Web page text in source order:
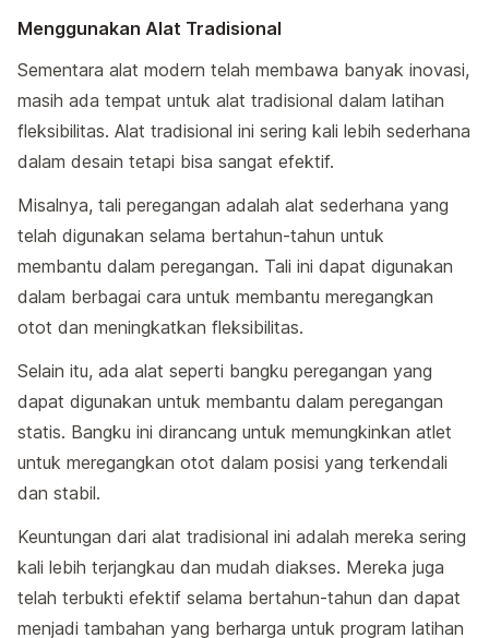
Menggunakan Alat Tradisional
Sementara alat modern telah membawa banyak inovasi,
masih ada tempat untuk alat tradisional dalam latihan
fleksibilitas. Alat tradisional ini sering kali lebih sederhana
dalam desain tetapi bisa sangat efektif.
Misalnya, tali peregangan adalah alat sederhana yang
telah digunakan selama bertahun-tahun untuk
membantu dalam peregangan. Tali ini dapat digunakan
dalam berbagai cara untuk membantu meregangkan
otot dan meningkatkan fleksibilitas.
Selain itu, ada alat seperti bangku peregangan yang
dapat digunakan untuk membantu dalam peregangan
statis. Bangku ini dirancang untuk memungkinkan atlet
untuk meregangkan otot dalam posisi yang terkendali
dan stabil.
Keuntungan dari alat tradisional ini adalah mereka sering
kali lebih terjangkau dan mudah diakses. Mereka juga
telah terbukti efektif selama bertahun-tahun dan dapat
menjadi tambahan yang berharga untuk program latihan